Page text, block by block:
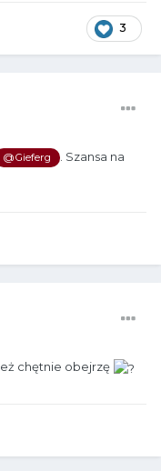
3
@Gieferg
. Szansa na
chętnie obejrzę